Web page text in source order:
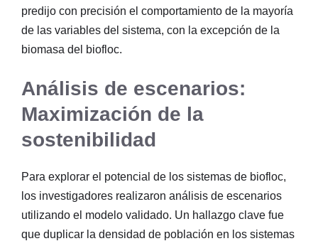
predijo con precisión el comportamiento de la mayoría
de las variables del sistema, con la excepción de la
biomasa del biofloc.
Análisis de escenarios:
Maximización de la
sostenibilidad
Para explorar el potencial de los sistemas de biofloc,
los investigadores realizaron análisis de escenarios
utilizando el modelo validado. Un hallazgo clave fue
que duplicar la densidad de población en los sistemas